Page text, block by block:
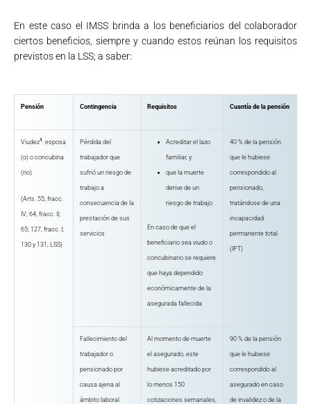
En este caso el IMSS brinda a los beneficiarios del colaborador
ciertos beneficios, siempre y cuando estos reúnan los requisitos
previstos en la LSS; a saber:
Pensión Contingencia Requisitos Cuantía de la pensión
Viudez1 : esposa
(o) o concubina
(rio)
(Arts. 55, fracc.
IV; 64, fracc. II;
65; 127, fracc. I;
130 y 131, LSS)
Pérdida del
trabajador que
sufrió un riesgo de
trabajo a
consecuencia de la
prestación de sus
servicios
Acreditar el lazo
familiar, y
que la muerte
derive de un
riesgo de trabajo
En caso de que el
beneficiario sea viudo o
concubinario se requiere
que haya dependido
económicamente de la
asegurada fallecida
40 % de la pensión
que le hubiese
correspondido al
pensionado,
tratándose de una
incapacidad
permanente total
(IPT)
Fallecimiento del
trabajador o
pensionado por
causa ajena al
ámbito laboral
Al momento de muerte
el asegurado, este
hubiese acreditado por
lo menos 150
cotizaciones semanales,
90 % de la pensión
que le hubiese
correspondido al
asegurado en caso
de invalidez o de la